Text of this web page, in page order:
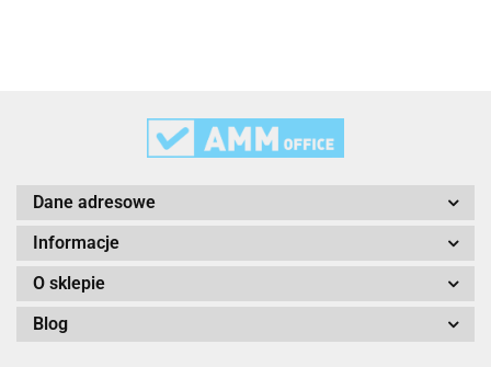
Dane adresowe
Informacje
O sklepie
Blog